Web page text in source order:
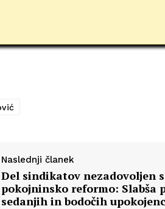
Naslednji članek
Del sindikatov nezadovoljen s
pokojninsko reformo: Slabša
sedanjih in bodočih